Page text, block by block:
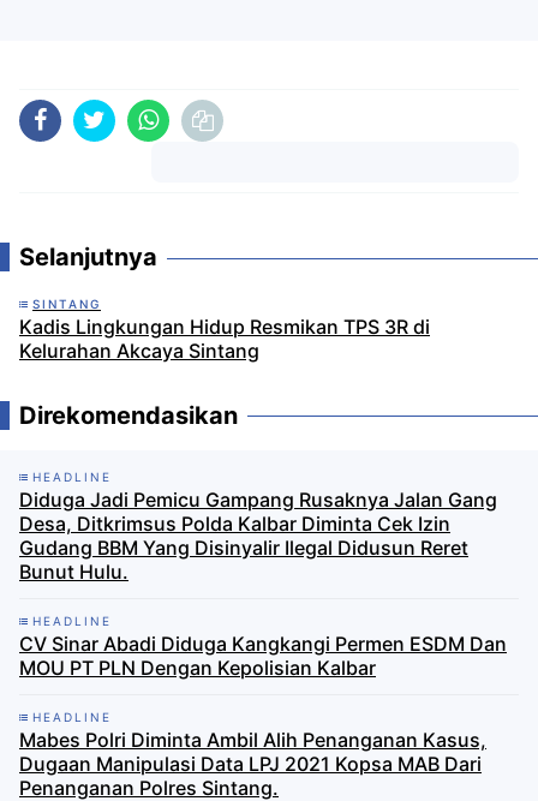
Selanjutnya
SINTANG
Kadis Lingkungan Hidup Resmikan TPS 3R di
Kelurahan Akcaya Sintang
Direkomendasikan
HEADLINE
Diduga Jadi Pemicu Gampang Rusaknya Jalan Gang
Desa, Ditkrimsus Polda Kalbar Diminta Cek Izin
Gudang BBM Yang Disinyalir Ilegal Didusun Reret
Bunut Hulu.
HEADLINE
CV Sinar Abadi Diduga Kangkangi Permen ESDM Dan
MOU PT PLN Dengan Kepolisian Kalbar
HEADLINE
Mabes Polri Diminta Ambil Alih Penanganan Kasus,
Dugaan Manipulasi Data LPJ 2021 Kopsa MAB Dari
Penanganan Polres Sintang.